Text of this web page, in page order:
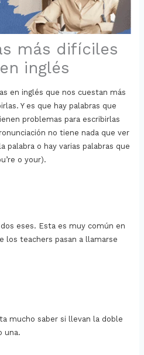
más difíciles
inglés
en inglés que nos cuestan más
Y es que hay palabras que
problemas para escribirlas
no tiene nada que ver
palabra o hay varias palabras que
o your).
eses. Esta es muy común en
los teachers pasan a llamarse
mucho saber si llevan la doble
una.